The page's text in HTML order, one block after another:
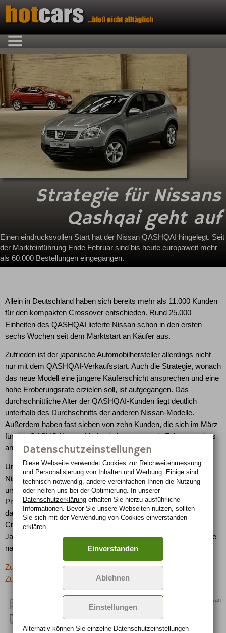
Strategie für Nissans
Qashqai geht auf
Einen eindrucksvollen Start hat der Nissan QASHQAI hingelegt. Seit
der Markteinführung Ende Februar sind bis heute europaweit mehr
als 60.000 Bestellungen eingegangen.
Allein in Deutschland haben sich bereits mehr als 11.000 Kunden
für den kompakten Crossover entschieden. Rund 25.000
Einheiten des QASHQAI lieferte Nissan schon in den ersten
sechs Wochen seit dem Marktstart an Käufer aus.
Zufrieden ist der japanische Automobilhersteller allerdings nicht
nur mit dem QASHQAI-Verkaufsstart. Auch die Strategie, wonach
das neue Modell eine jüngere Käuferschicht ansprechen und eine
hohe Eroberungsrate erzielen soll, ist aufgegangen. Das
durchschnittliche Alter der QASHQAI-Kunden liegt deutlich
unterhalb des Durchschnitts der anderen Nissan-Modelle.
Außerdem haben fast sieben von zehn Kunden, die sich im März
für den QASHQAI entschieden haben, zuvor ein Fahrzeug eines
anderen Herstellers besessen.
Um die große Nachfrage stillen zu können, sucht das englische
Nissan-Werk Sunderland derzeit nach Möglichkeiten, das auf
ursprünglich 130.000 Einheiten pro Jahr festgesetzte
Produktionsvolumen auszuweiten. Schließlich geht es künftig
darum, auch einen weltweiten Bedarf zu decken. Exporte des
Crossover-Modells starten noch im Mai unter anderem nach
Japan, wo das Fahrzeug als Dualis auf den Markt kommt, sowie
nach Australien, Südafrika, Südamerika und in die Golf-Staaten.
Zurück zur letzten Seite
Zur Übersicht: -> SUV
Quelle: Nissan
Datenschutzeinstellungen
Diese Webseite verwendet Cookies zur Reichweiten­messung
und Personalisierung von Inhalten und Werbung. Einige sind
technisch notwendig, andere vereinfachen Ihnen die Nutzung
oder helfen uns bei der Optimierung. In unserer
Datenschutzerklärungerhalten Sie hierzu ausführliche
Informationen. Bevor Sie unsere Webseiten nutzen, sollten
Sie sich mit der Verwendung von Cookies einverstanden
erklären.
Einverstanden
Ablehnen
Einstellungen
Alternativ können Sie einzelne Datenschutz­ein­stellungen